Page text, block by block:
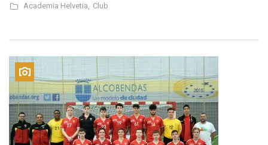
Academia Helvetia, Club